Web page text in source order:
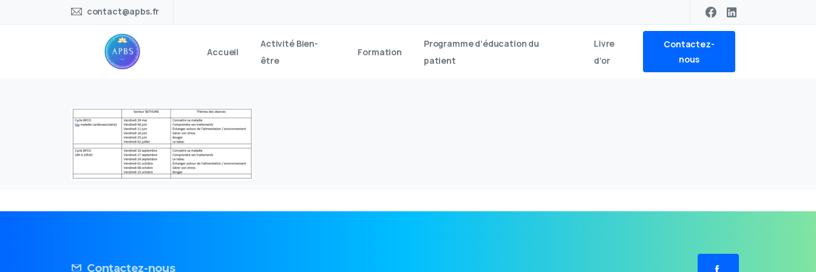
contact@apbs.fr
Accueil
Activité Bien-
être
Formation
Programme d’éducation du
patient
Livre
d’or
Contactez-
nous
Contactez-nous